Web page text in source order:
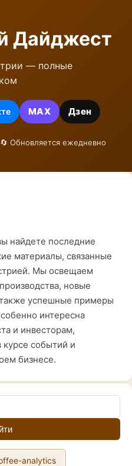
Дайджест
— полные
MAX Дзен
🔄 Обновляется ежедневно
найдете последние
материалы, связанные
Мы освещаем
новые
успешные примеры
интересна
и инвесторам,
курсе событий и
бизнесе.
analytics